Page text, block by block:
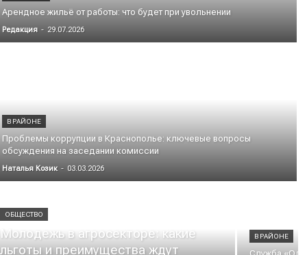
Арендное жильё от работы: что будет при увольнении
Редакция - 29.07.2026
В РАЙОНЕ
Проблемы коррупции в Краснополье: ключевые вопросы
обсуждения на заседании комиссии
Наталья Козик - 03.03.2026
ОБЩЕСТВО
Молодежь в агросекторе: какие
льготы и преимущества ждут
В РАЙОНЕ